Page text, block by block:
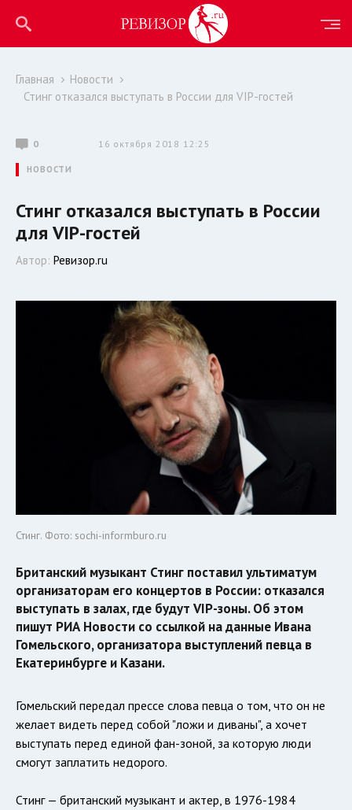
Главная
Новости
Стинг отказался выступать в России для VIP-гостей
0 16 октября 2018 12:25
НОВОСТИ
Стинг отказался выступать в России
для VIP-гостей
Автор: Ревизор.ru
Стинг. Фото: sochi-informburo.ru
Британский музыкант Стинг поставил ультиматум
организаторам его концертов в России: отказался
выступать в залах, где будут VIP-зоны. Об этом
пишут РИА Новости со ссылкой на данные Ивана
Гомельского, организатора выступлений певца в
Екатеринбурге и Казани.
Гомельский передал прессе слова певца о том, что он не
желает видеть перед собой "ложи и диваны", а хочет
выступать перед единой фан-зоной, за которую люди
смогут заплатить недорого.
Стинг — британский музыкант и актер, в 1976-1984